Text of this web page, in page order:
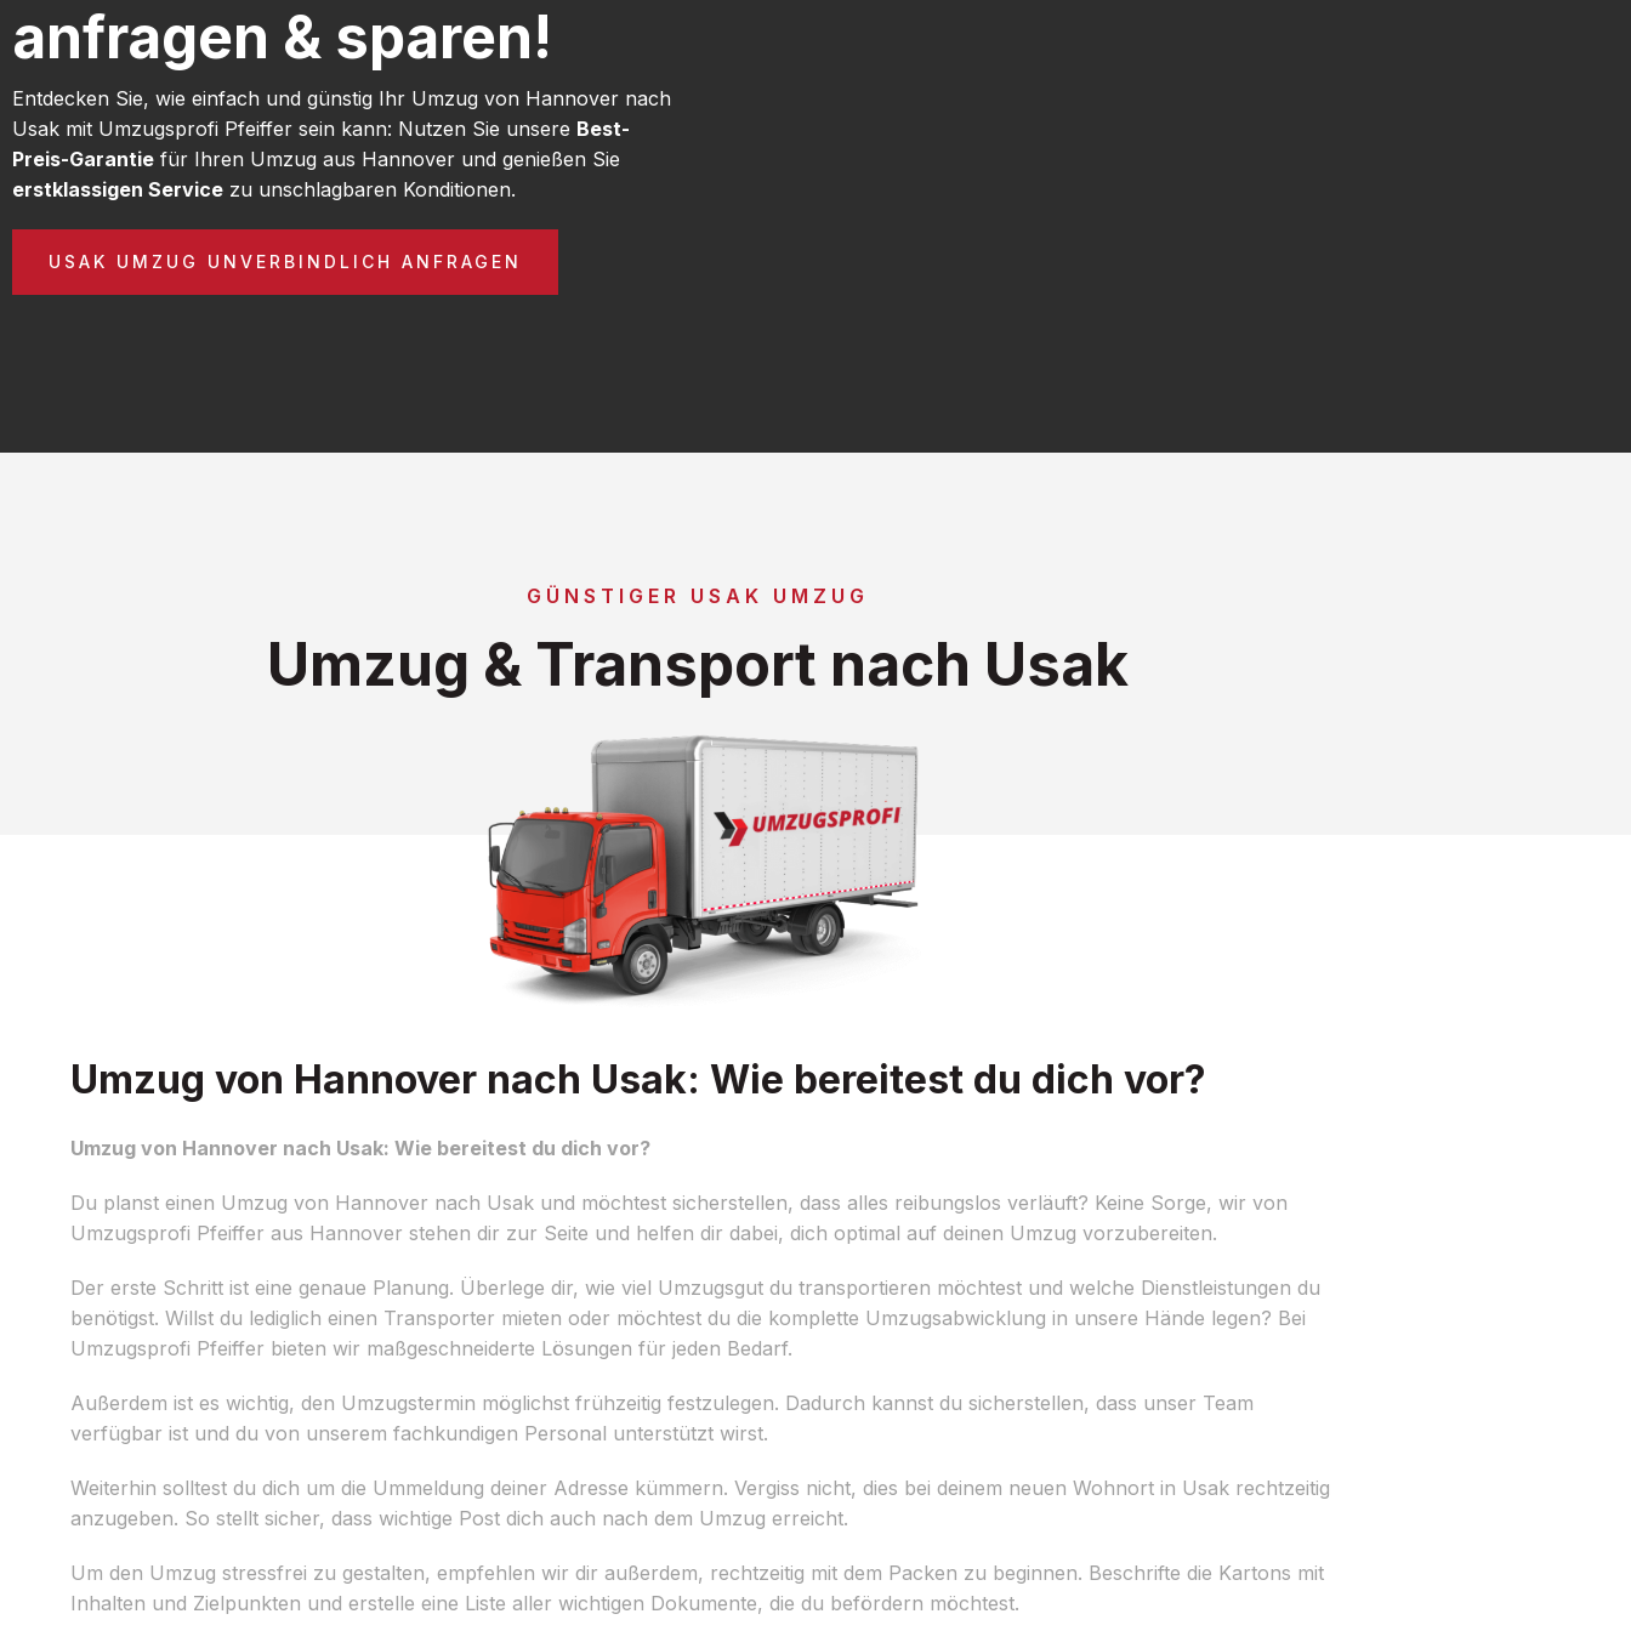
anfragen & sparen!
Entdecken Sie, wie einfach und günstig Ihr Umzug von Hannover nach
Usak mit Umzugsprofi Pfeiffer sein kann: Nutzen Sie unsere Best-
Preis-Garantie für Ihren Umzug aus Hannover und genießen Sie
erstklassigen Service zu unschlagbaren Konditionen.
USAK UMZUG UNVERBINDLICH ANFRAGEN
GÜNSTIGER USAK UMZUG
Umzug & Transport nach Usak
Umzug von Hannover nach Usak: Wie bereitest du dich vor?
Umzug von Hannover nach Usak: Wie bereitest du dich vor?
Du planst einen Umzug von Hannover nach Usak und möchtest sicherstellen, dass alles reibungslos verläuft? Keine Sorge, wir von
Umzugsprofi Pfeiffer aus Hannover stehen dir zur Seite und helfen dir dabei, dich optimal auf deinen Umzug vorzubereiten.
Der erste Schritt ist eine genaue Planung. Überlege dir, wie viel Umzugsgut du transportieren möchtest und welche Dienstleistungen du
benötigst. Willst du lediglich einen Transporter mieten oder möchtest du die komplette Umzugsabwicklung in unsere Hände legen? Bei
Umzugsprofi Pfeiffer bieten wir maßgeschneiderte Lösungen für jeden Bedarf.
Außerdem ist es wichtig, den Umzugstermin möglichst frühzeitig festzulegen. Dadurch kannst du sicherstellen, dass unser Team
verfügbar ist und du von unserem fachkundigen Personal unterstützt wirst.
Weiterhin solltest du dich um die Ummeldung deiner Adresse kümmern. Vergiss nicht, dies bei deinem neuen Wohnort in Usak rechtzeitig
anzugeben. So stellt sicher, dass wichtige Post dich auch nach dem Umzug erreicht.
Um den Umzug stressfrei zu gestalten, empfehlen wir dir außerdem, rechtzeitig mit dem Packen zu beginnen. Beschrifte die Kartons mit
Inhalten und Zielpunkten und erstelle eine Liste aller wichtigen Dokumente, die du befördern möchtest.